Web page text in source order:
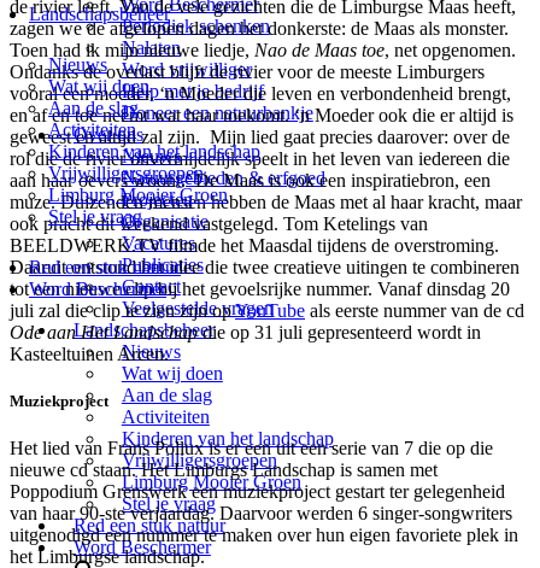
Landschapsbeheer
Nieuws
Wat wij doen
Aan de slag
Activiteiten
Kinderen van het landschap
Vrijwilligersgroepen
Limburg Mooier Groen
Stel je vraag
Red een stuk natuur
Word Beschermer
Periodiek schenken
Nalaten
Word vrijwilliger
Help met je bedrijf
Doneer een natuurbankje
Over ons
Nieuws
Natuurgebieden & erfgoed
Projecten
Organisatie
Vacatures
Publicaties
Contact
Veelgestelde vragen
Landschapsbeheer
Nieuws
Wat wij doen
Aan de slag
Activiteiten
Kinderen van het landschap
Vrijwilligersgroepen
Limburg Mooier Groen
Stel je vraag
Red een stuk natuur
Word Beschermer
de rivier leeft. Van de vele gezichten die de Limburgse Maas heeft,
zagen we de afgelopen dagen het donkerste: de Maas als monster.
Toen had ik mijn nieuwe liedje, Nao de Maas toe, net opgenomen.
Ondanks de overlast blijft de rivier voor de meeste Limburgers
vooral een moeder. ‘n Moeder die leven en verbondenheid brengt,
en af en toe neemt wat haar toekomt. ‘n Moeder ook die er altijd is
geweest en altijd zal zijn. Mijn lied gaat precies daarover: over de
rol die de rivier onvermijdelijk speelt in het leven van iedereen die
aan haar oevers woont.’ De Maas is ook een inspiratiebron, een
muze. Duizenden mensen hebben de Maas met al haar kracht, maar
ook pracht dit weekend vastgelegd. Tom Ketelings van
BEELDWERK.TV filmde het Maasdal tijdens de overstroming.
Daaruit ontstond het idee die twee creatieve uitingen te combineren
tot een nieuwe clip bij het gevoelsrijke nummer. Vanaf dinsdag 20
juli zal die clip te zien zijn opYouTube als eerste nummer van de cd
Ode aan Het Landschapdie op 31 juli gepresenteerd wordt in
Kasteeltuinen Arcen.
Muziekproject
Het lied van Frans Pollux is er een uit een serie van 7 die op die
nieuwe cd staan. Het Limburgs Landschap is samen met
Poppodium Grenswerk een muziekproject gestart ter gelegenheid
van haar 90-ste verjaardag. Daarvoor werden 6 singer-songwriters
uitgenodigd een nummer te maken over hun eigen favoriete plek in
het Limburgse landschap.